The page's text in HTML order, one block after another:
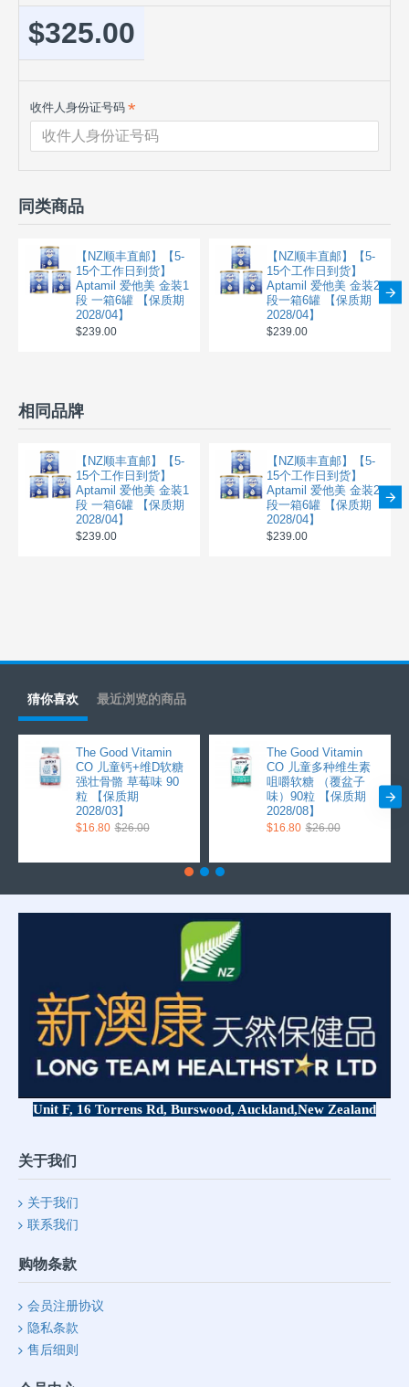
$325.00
收件人身份证号码
同类商品
【NZ顺丰直邮】【5-
15个工作日到货】
Aptamil 爱他美 金装1
段 一箱6罐 【保质期
2028/04】
$239.00
【NZ顺丰直邮】【5-
15个工作日到货】
Aptamil 爱他美 金装2
段一箱6罐 【保质期
2028/04】
$239.00
相同品牌
【NZ顺丰直邮】【5-
15个工作日到货】
Aptamil 爱他美 金装1
段 一箱6罐 【保质期
2028/04】
$239.00
【NZ顺丰直邮】【5-
15个工作日到货】
Aptamil 爱他美 金装2
段一箱6罐 【保质期
2028/04】
$239.00
猜你喜欢 最近浏览的商品
The Good Vitamin
CO 儿童钙+维D软糖
强壮骨骼 草莓味 90
粒 【保质期
2028/03】
$16.80 $26.00
The Good Vitamin
CO 儿童多种维生素
咀嚼软糖 （覆盆子
味）90粒 【保质期
2028/08】
$16.80 $26.00
Unit F, 16 Torrens Rd, Burswood, Auckland,New Zealand
关于我们
关于我们
联系我们
购物条款
会员注册协议
隐私条款
售后细则